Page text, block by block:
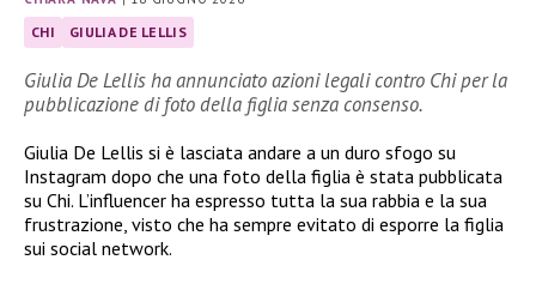
CHI GIULIA DE LELLIS
Giulia De Lellis ha annunciato azioni legali contro Chi per la
pubblicazione di foto della figlia senza consenso.
Giulia De Lellis si è lasciata andare a un duro sfogo su
Instagram dopo che una foto della figlia è stata pubblicata
su Chi. L’influencer ha espresso tutta la sua rabbia e la sua
frustrazione, visto che ha sempre evitato di esporre la figlia
sui social network.